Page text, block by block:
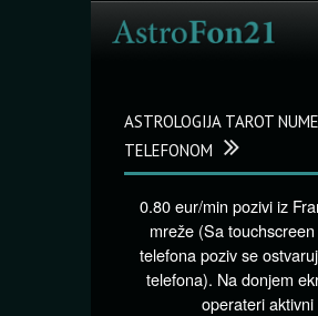
ASTROLOGIJA TAROT
TELEFONOM
0.80 eur/min pozivi iz
mreže (Sa
telefona poziv se
telefona). Na donjem
operateri